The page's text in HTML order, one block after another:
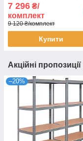
полиці (х4) комплект
7 296 ₴/
комплект
9 120 ₴/комплект
Купити
Акційні
–20%